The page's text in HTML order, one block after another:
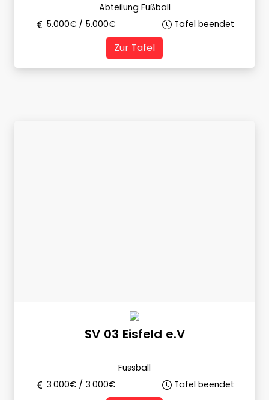
Abteilung Fußball
5.000€ / 5.000€ Tafel beendet
Zur Tafel
SV 03 Eisfeld e.V
Fussball
3.000€ / 3.000€ Tafel beendet